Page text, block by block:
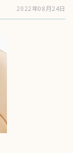
2022年08月24日